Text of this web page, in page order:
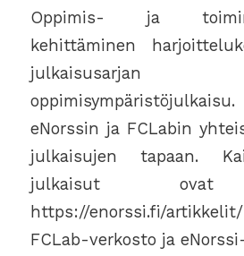
Oppimis- ja
kehittäminen
eNorssin ja FCLabin
julkaisujen tapaan.
julkaisut ovat
https://enorssi.fi/
FCLab-verkosto ja